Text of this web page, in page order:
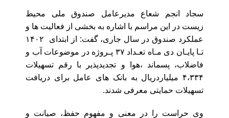
سجاد انجم شعاع مدیرعامل صندوق ملی محیط
زیست در این مراسم با اشاره به بخشی از فعالیت ها و
عملکرد صندوق در سال جاری، گفت: از ابتدای ۱۴۰۲
تـا پایـان دی مـاه تعـداد ۳۷ پـروژه در موضوعات آب و
فاضلاب، پسماند ،هوا و تجدیدپذیر با رقم تسهیلات
۴،۳۳۴ میلیاردریال به بانک های عامل برای دریافت
تسهیلات حمایتی معرفی شدند.
وی حراست را در معنی و مفهوم حفظ، صیانت و